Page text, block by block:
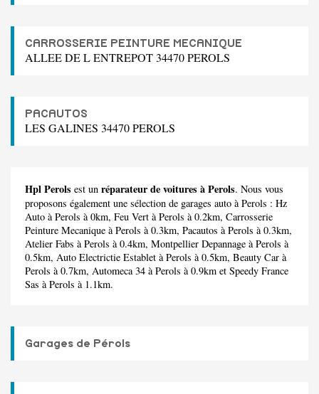
CARROSSERIE PEINTURE MECANIQUE
ALLEE DE L ENTREPOT 34470 PEROLS
PACAUTOS
LES GALINES 34470 PEROLS
Hpl Perols est un réparateur de voitures à Perols. Nous vous
proposons également une sélection de garages auto à Perols : Hz
Auto à Perols à 0km, Feu Vert à Perols à 0.2km, Carrosserie
Peinture Mecanique à Perols à 0.3km, Pacautos à Perols à 0.3km,
Atelier Fabs à Perols à 0.4km, Montpellier Depannage à Perols à
0.5km, Auto Electrictie Establet à Perols à 0.5km, Beauty Car à
Perols à 0.7km, Automeca 34 à Perols à 0.9km et Speedy France
Sas à Perols à 1.1km.
Garages de Pérols